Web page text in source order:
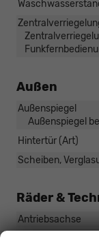
Außen
Außenspiegel
Außenspiegel
Hintertür (Art)
Scheiben,
Räder &
Antriebsachse